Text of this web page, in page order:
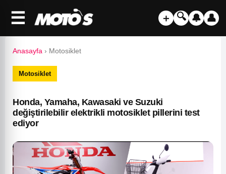
☰ ＋ 🔍 🔔 👤
Anasayfa › Motosiklet
Motosiklet
Honda, Yamaha, Kawasaki ve Suzuki
değiştirilebilir elektrikli motosiklet pillerini test
ediyor